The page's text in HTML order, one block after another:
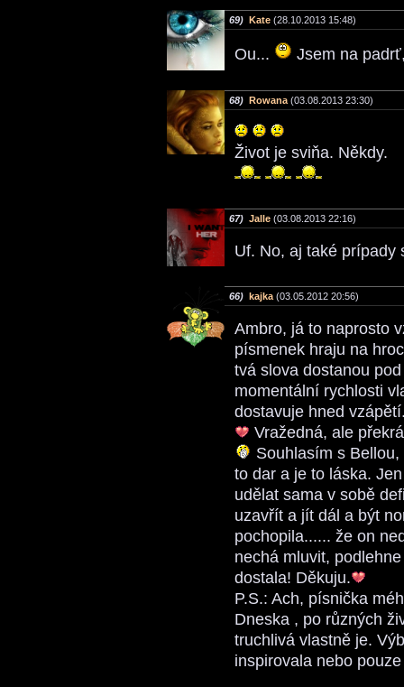
69) Kate (28.10.2013 15:48)
Ou... Jsem na
68) Rowana (03.08.2013 23:30)
Život je sviňa. Někdy.
67) Jalle (03.08.2013 22:16)
Uf. No, aj také prípady
66) kajka(03.05.2012 20:56)
Ambro, já to naprosto
písmenek hraju na
tvá slova dostanou
momentální rychlosti
dostavuje hned
Vražedná, ale
Souhlasím s
to dar a je to láska.
udělat sama v sobě
uzavřít a jít dál a být
pochopila...... že on
nechá mluvit,
dostala! Děkuju.
P.S.: Ach, písnička
Dneska , po různých
truchlivá vlastně je.
inspirovala nebo